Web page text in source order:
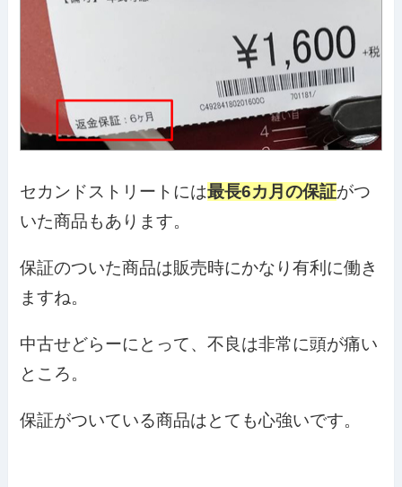
セカンドストリートには最長6カ月の保証がつ
いた商品もあります。
保証のついた商品は販売時にかなり有利に働き
ますね。
中古せどらーにとって、不良は非常に頭が痛い
ところ。
保証がついている商品はとても心強いです。